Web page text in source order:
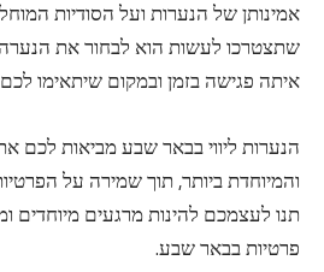
אמינותן של הנערות ועל הסודיות
שתצטרכו לעשות הוא לבחור את
איתה פגישה בזמן ובמקום שיתאימו
הנערות ליווי בבאר שבע מביאות לכם
והמיוחדת ביותר, תוך שמירה על
תנו לעצמכם להינות מרגעים מיוחדים
פרטיות בבאר שבע.